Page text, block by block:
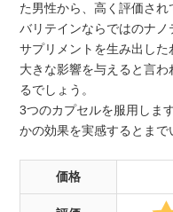
た男性から、高く評価され
バリテインならではのナ
サプリメントを生み出し
大きな影響を与えると言
るでしょう。
3つのカプセルを服用しま
かの効果を実感するとまで
価格